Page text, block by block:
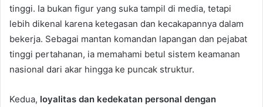
tinggi. Ia bukan figur yang suka tampil di media, tetapi
lebih dikenal karena ketegasan dan kecakapannya dalam
bekerja. Sebagai mantan komandan lapangan dan pejabat
tinggi pertahanan, ia memahami betul sistem keamanan
nasional dari akar hingga ke puncak struktur.
Kedua, loyalitas dan kedekatan personal dengan